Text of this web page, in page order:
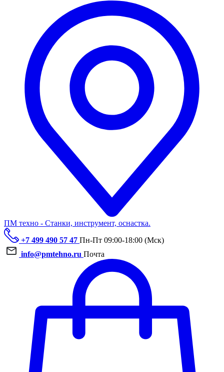
ПМ техно - Станки, инструмент, оснастка.
+7 499 490 57 47 Пн-Пт 09:00-18:00 (Мск)
info@pmtehno.ru Почта